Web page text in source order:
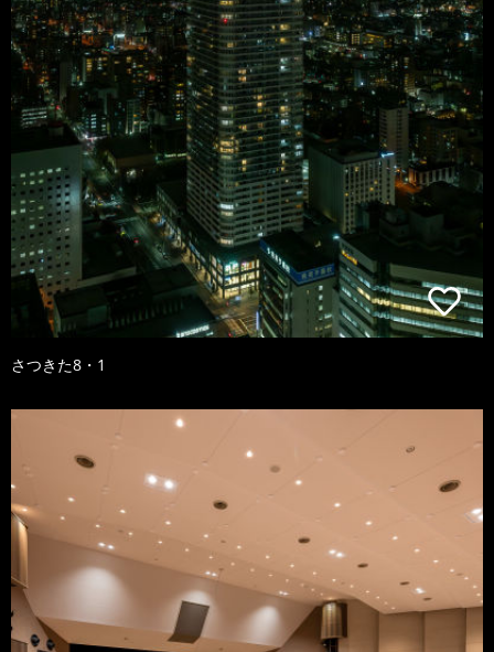
さつきた8・1